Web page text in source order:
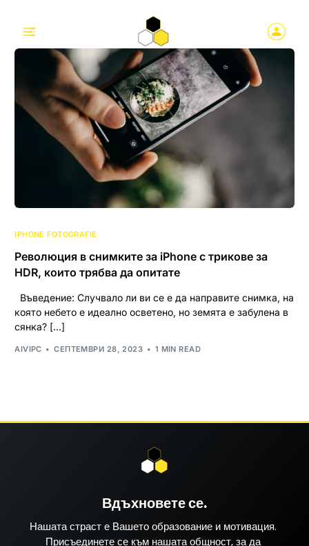
IPHONE FOTOGRAFIE
Революция в снимките за iPhone с трикове за
HDR, които трябва да опитате
Въведение: Случвало ли ви се е да направите снимка, на
която небето е идеално осветено, но земята е забулена в
сянка? […]
AIVIPC СЕПТЕМВРИ 28, 2023 1 MIN READ
Вдъхновете се.
Нашата страст е Вашето образование и мотивация.
Присъединете се към нашата общност, за да